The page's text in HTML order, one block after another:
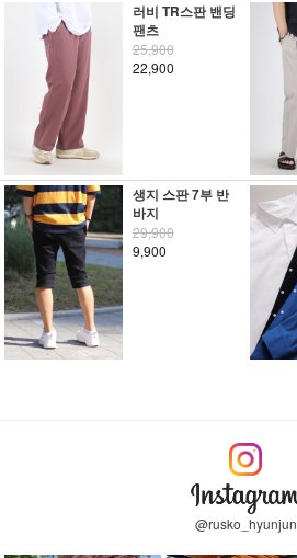
러비 TR스판 밴딩
팬츠
25,900
22,900
생지 스판 7부 반
바지
29,900
9,900
@rusko_hyunjun